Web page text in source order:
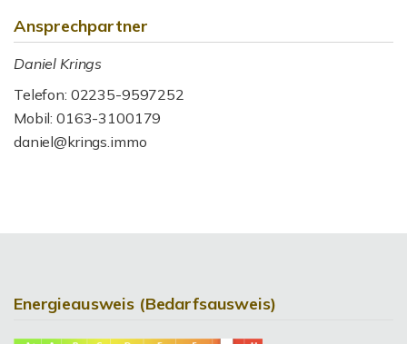
Ansprechpartner
Daniel Krings
Telefon: 02235-9597252
Mobil: 0163-3100179
daniel@krings.immo
Energieausweis (Bedarfsausweis)